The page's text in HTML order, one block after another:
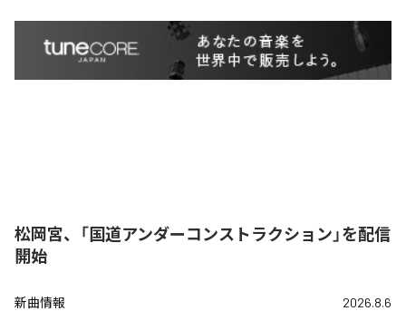
松岡宮、「国道アンダーコンストラクション」を配信
開始
新曲情報 2026.8.6